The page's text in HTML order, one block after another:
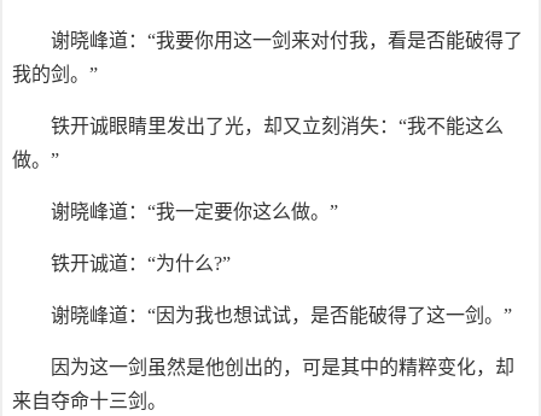
谢晓峰道：“我要你用这一剑来对付我，看是否能破得了
我的剑。”
铁开诚眼睛里发出了光，却又立刻消失：“我不能这么
做。”
谢晓峰道：“我一定要你这么做。”
铁开诚道：“为什么?”
谢晓峰道：“因为我也想试试，是否能破得了这一剑。”
因为这一剑虽然是他创出的，可是其中的精粹变化，却
来自夺命十三剑。